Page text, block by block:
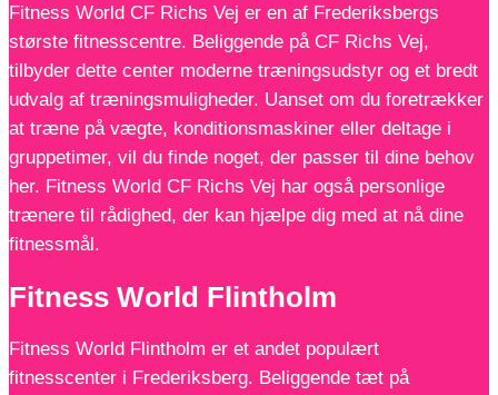
Fitness World CF Richs Vej er en af Frederiksbergs
største fitnesscentre. Beliggende på CF Richs Vej,
tilbyder dette center moderne træningsudstyr og et bredt
udvalg af træningsmuligheder. Uanset om du foretrækker
at træne på vægte, konditionsmaskiner eller deltage i
gruppetimer, vil du finde noget, der passer til dine behov
her. Fitness World CF Richs Vej har også personlige
trænere til rådighed, der kan hjælpe dig med at nå dine
fitnessmål.
Fitness World Flintholm
Fitness World Flintholm er et andet populært
fitnesscenter i Frederiksberg. Beliggende tæt på